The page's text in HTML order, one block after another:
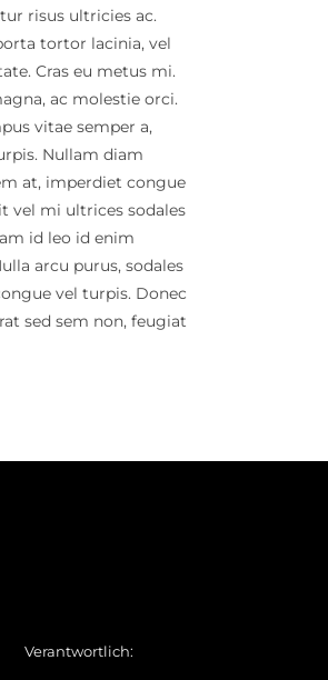
risus ultricies ac.
tortor lacinia, vel
Cras eu metus mi.
ac molestie orci.
vitae semper a,
Nullam diam
at, imperdiet congue
vel mi ultrices sodales
id leo id enim
arcu purus, sodales
vel turpis. Donec
sed sem non, feugiat
Verantwortlich: